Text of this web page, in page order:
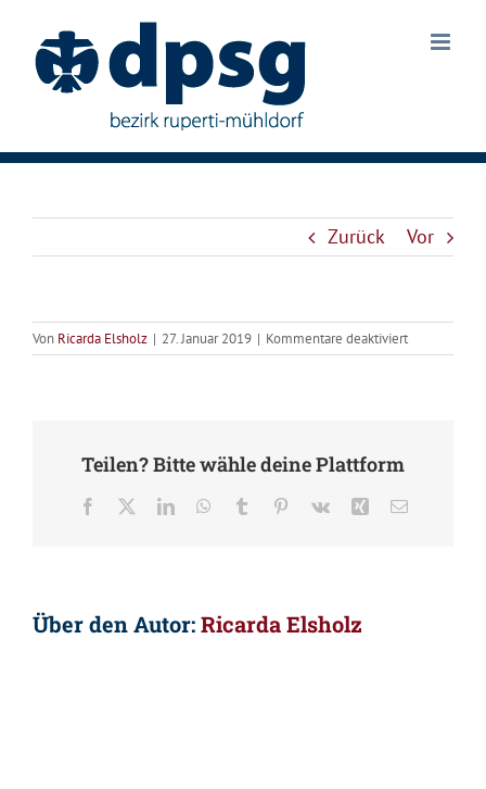
Inhalt
springen
Zurück Vor
Von Ricarda Elsholz | 27. Januar 2019 | Kommentare deaktiviertfür
Jupfi-
Teilen? Bitte wähle deine Plattform
Facebook LinkedInWhatsApp
Tumblr Pinterest
Vk Xing E-
Über den Autor:Ricarda Elsholz